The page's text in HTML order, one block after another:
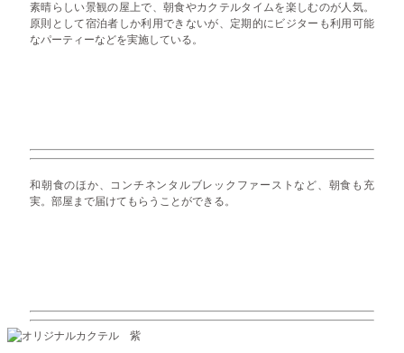
素晴らしい景観の屋上で、朝食やカクテルタイムを楽しむのが人気。
原則として宿泊者しか利用できないが、定期的にビジターも利用可能
なパーティーなどを実施している。
和朝食のほか、コンチネンタルブレックファーストなど、朝食も充
実。部屋まで届けてもらうことができる。